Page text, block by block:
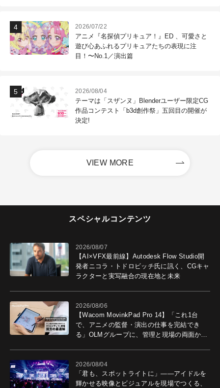
2026/07/22
アニメ『名探偵プリキュア！』ED 、可愛さと
遊び心あふれるプリキュアたちの表現に注
目！〜No.1／演出篇
2026/08/04
テーマは「スザンヌ」Blenderユーザー限定CG
作品コンテスト「b3d創作祭」五回目の開催が
決定!
VIEW MORE
スペシャルコンテンツ
2026/08/07
【AI×VFX最前線】Autodesk Flow Studio開
発者ニコラ・トドロビッチ氏に訊く、CGキャ
ラクターと実写融合の現在地と未来
2026/08/06
【Wacom MovinkPad Pro 14】「これ1台
で、アニメの監督・演出の仕事を完結でき
る」OLMグループに、管理と現場の両面から
2026/08/04
「君も、スポットライトに」――アイドルを
輝かせる映像とビジュアルを現場でつくる、